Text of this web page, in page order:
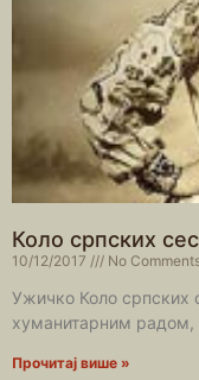
Коло српских
10/12/2017 No
Ужичко Коло српских
хуманитарним радом,
Прочитај више »